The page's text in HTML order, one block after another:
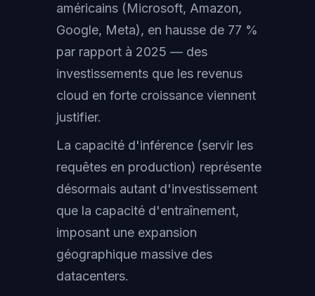
américains (Microsoft, Amazon,
Google, Meta), en hausse de 77 %
par rapport à 2025 — des
investissements que les revenus
cloud en forte croissance viennent
justifier.
La capacité d'inférence (servir les
requêtes en production) représente
désormais autant d'investissement
que la capacité d'entraînement,
imposant une expansion
géographique massive des
datacenters.